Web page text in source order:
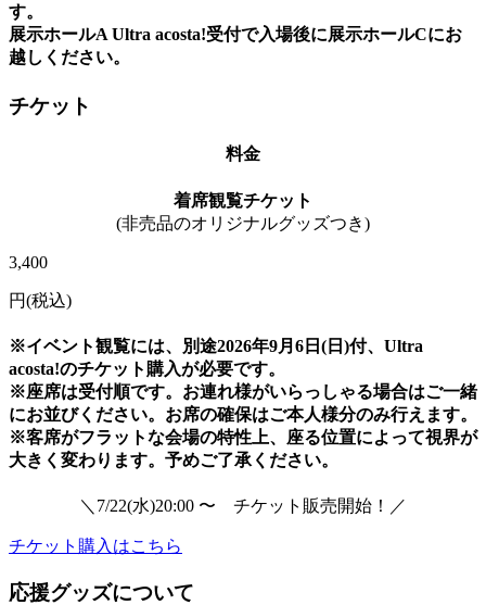
す。
展示ホールA Ultra acosta!受付で入場後に展示ホールCにお
越しください。
チケット
料金
着席観覧チケット
(非売品のオリジナルグッズつき)
3,400
円(税込)
※イベント観覧には、別途2026年9月6日(日)付、Ultra
acosta!のチケット購入が必要です。
※座席は受付順です。お連れ様がいらっしゃる場合はご一緒
にお並びください。お席の確保はご本人様分のみ行えます。
※客席がフラットな会場の特性上、座る位置によって視界が
大きく変わります。予めご了承ください。
＼7/22(水)20:00 〜 チケット販売開始！／
チケット購入はこちら
応援グッズについて